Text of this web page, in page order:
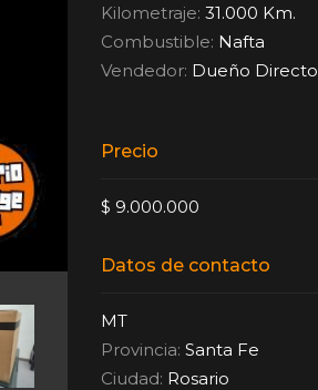
Kilometraje: 31.000 Km.
Combustible: Nafta
Vendedor: Dueño Directo
Precio
$ 9.000.000
Datos de contacto
MT
Provincia:Santa Fe
Ciudad: Rosario